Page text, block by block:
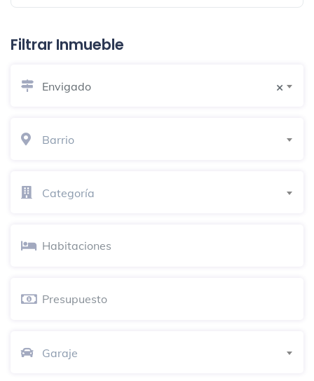
Filtrar Inmueble
×
Envigado
Barrio
Categoría
Garaje